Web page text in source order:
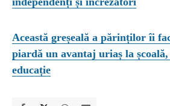
Această greșeală a părinților îi
piardă un avantaj uriaș la
educație